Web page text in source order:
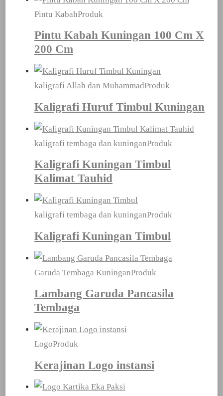
Pintu KabahProduk
Pintu Kabah Kuningan 100 Cm X
200 Cm
kaligrafi Allah dan MuhammadProduk
Kaligrafi Huruf Timbul Kuningan
kaligrafi tembaga dan kuninganProduk
Kaligrafi Kuningan Timbul
Kalimat Tauhid
kaligrafi tembaga dan kuninganProduk
Kaligrafi Kuningan Timbul
Garuda Tembaga KuninganProduk
Lambang Garuda Pancasila
Tembaga
LogoProduk
Kerajinan Logo instansi